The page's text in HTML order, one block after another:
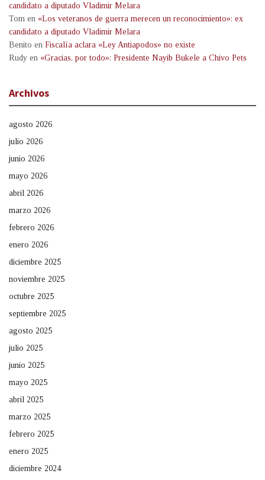
candidato a diputado Vladimir Melara
Tom en «Los veteranos de guerra merecen un reconocimiento»: ex
candidato a diputado Vladimir Melara
Benito en Fiscalía aclara «Ley Antiapodos» no existe
Rudy en «Gracias, por todo»: Presidente Nayib Bukele a Chivo Pets
Archivos
agosto 2026
julio 2026
junio 2026
mayo 2026
abril 2026
marzo 2026
febrero 2026
enero 2026
diciembre 2025
noviembre 2025
octubre 2025
septiembre 2025
agosto 2025
julio 2025
junio 2025
mayo 2025
abril 2025
marzo 2025
febrero 2025
enero 2025
diciembre 2024